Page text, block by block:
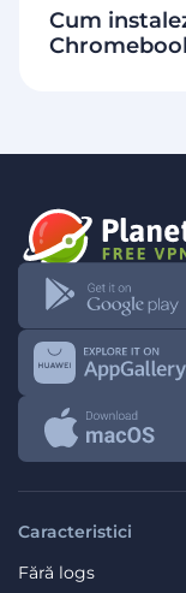
Cum
Caracteristici
Fără logs